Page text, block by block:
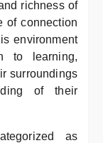
richness of
of connection
environment
to learning,
surroundings
of their
as